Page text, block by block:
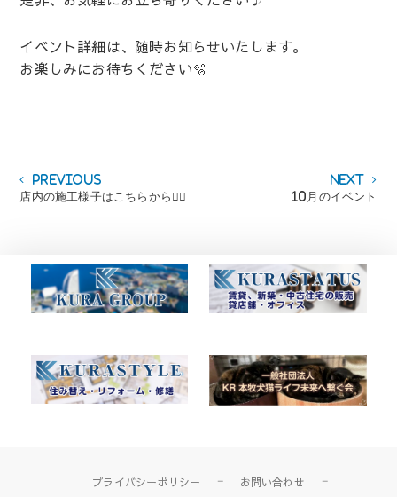
イベント詳細は、随時お知らせいたします。
お楽しみにお待ちください🫧
投
稿
ゲ
ー
シ
ン
PreviousPrevious
post:
店内の施工様子はこちらから💁‍♀️
Next
10月のイベント
プライバシーポリシー
お問い合わせ